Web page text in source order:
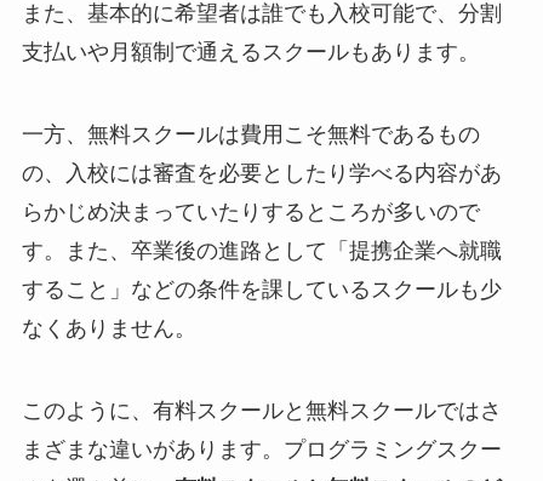
また、基本的に希望者は誰でも入校可能で、分割
支払いや月額制で通えるスクールもあります。
一方、無料スクールは費用こそ無料であるもの
の、入校には審査を必要としたり学べる内容があ
らかじめ決まっていたりするところが多いので
す。また、卒業後の進路として「提携企業へ就職
すること」などの条件を課しているスクールも少
なくありません。
このように、有料スクールと無料スクールではさ
まざまな違いがあります。プログラミングスクー